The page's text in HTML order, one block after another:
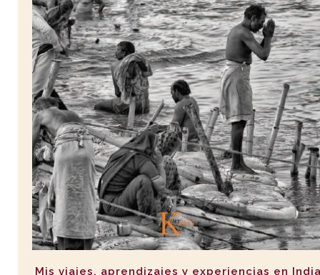
Mis viajes, aprendizajes y experiencias en